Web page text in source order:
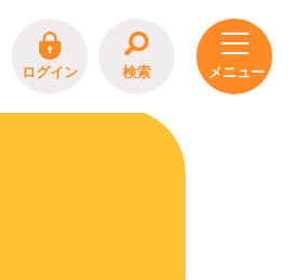
ログイン 検索